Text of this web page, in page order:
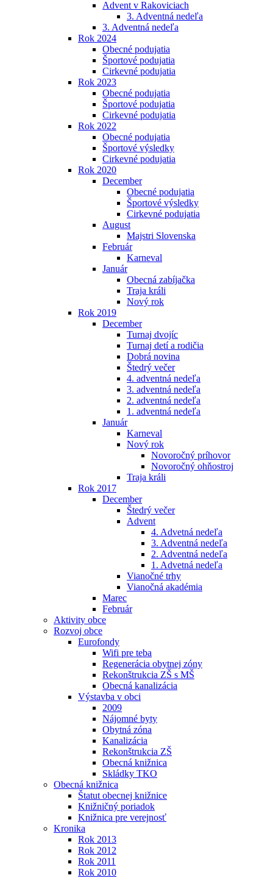
Advent v Rakoviciach
3. Adventná nedeľa
3. Adventná nedeľa
Rok 2024
Obecné podujatia
Športové podujatia
Cirkevné podujatia
Rok 2023
Obecné podujatia
Športové podujatia
Cirkevné podujatia
Rok 2022
Obecné podujatia
Športové výsledky
Cirkevné podujatia
Rok 2020
December
Obecné podujatia
Športové výsledky
Cirkevné podujatia
August
Majstri Slovenska
Február
Karneval
Január
Obecná zabíjačka
Traja králi
Nový rok
Rok 2019
December
Turnaj dvojíc
Turnaj detí a rodičia
Dobrá novina
Štedrý večer
4. adventná nedeľa
3. adventná nedeľa
2. adventná nedeľa
1. adventná nedeľa
Január
Karneval
Nový rok
Novoročný príhovor
Novoročný ohňostroj
Traja králi
Rok 2017
December
Štedrý večer
Advent
4. Advetná nedeľa
3. Adventná nedeľa
2. Adventná nedeľa
1. Advetná nedeľa
Vianočné trhy
Vianočná akadémia
Marec
Február
Aktivity obce
Rozvoj obce
Eurofondy
Wifi pre teba
Regenerácia obytnej zóny
Rekonštrukcia ZŠ s MŠ
Obecná kanalizácia
Výstavba v obci
2009
Nájomné byty
Obytná zóna
Kanalizácia
Rekonštrukcia ZŠ
Obecná knižnica
Skládky TKO
Obecná knižnica
Štatut obecnej knižnice
Knižničný poriadok
Knižnica pre verejnosť
Kronika
Rok 2013
Rok 2012
Rok 2011
Rok 2010